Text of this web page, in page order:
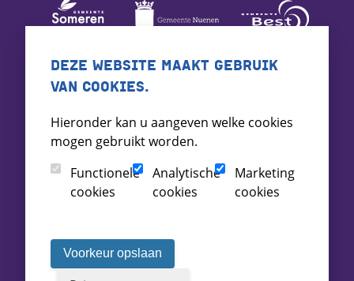
DEZE WEBSITE MAAKT GEBRUIK
VAN COOKIES.
Hieronder kan u aangeven welke cookies
mogen gebruikt worden.
Functionele
cookies
Analytische
cookies
Marketing
cookies
Voorkeur opslaan